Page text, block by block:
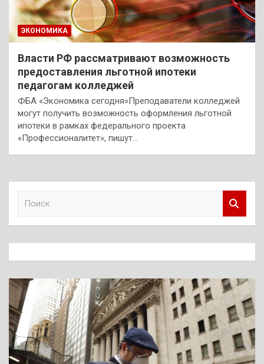
ЭКОНОМИКА
Власти РФ рассматривают возможность
предоставления льготной ипотеки
педагогам колледжей
ФБА «Экономика сегодня»Преподаватели колледжей
могут получить возможность оформления льготной
ипотеки в рамках федерального проекта
«Профессионалитет», пишут…
к